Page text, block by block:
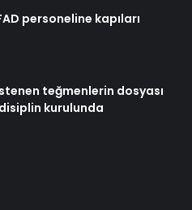
personeline kapıları
teğmenlerin dosyası
kurulunda